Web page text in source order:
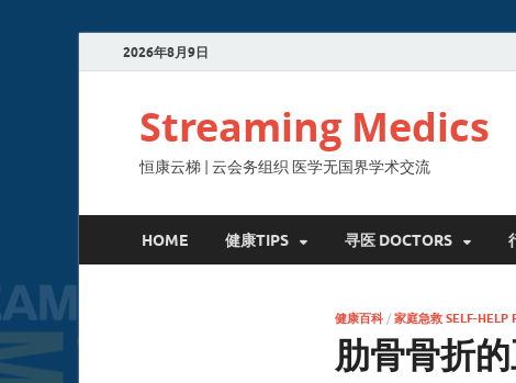
2026年8月9日
Streaming Medics
恒康云梯 | 云会务组织 医学无国界学术交流
HOME 健康TIPS 寻医 DOCTORS
健康百科/ 家庭急救 SELF-HELP
肋骨骨折